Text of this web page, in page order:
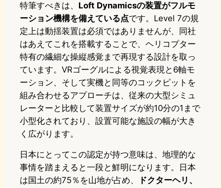
特筆すべきは、 Loft Dynamicsの装置がフルモ
ーション機構を備えている点です。Level 7の規
定上は動揺装置は必須ではありませんが、同社
はあえてこれを搭載することで、ヘリコプター
特有の繊細な操縦感覚まで再現する設計を取っ
ています。VRゴーグルによる視覚表現と6軸モ
ーション、そして実機と同等のコックピットを
組み合わせるアプローチは、従来の大型シミュ
レーターと比較して装置サイズが約10分の1まで
小型化されており、設置可能な施設の幅が大き
く広がります。
日本にとってこの認定が持つ意味は、地理的な
事情を踏まえると一段と鮮明になります。日本
は国土の約75％を山地が占め、
ドクターヘリ、